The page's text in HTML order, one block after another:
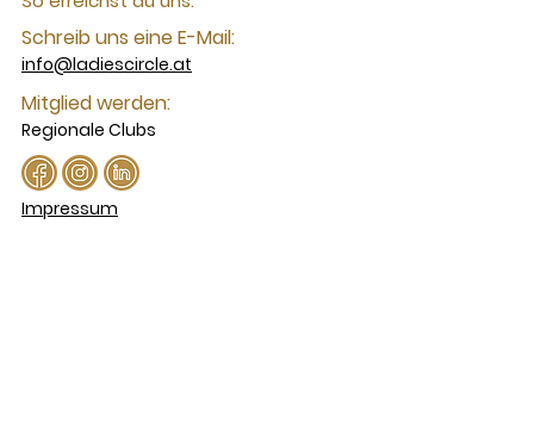
Schreib uns eine E-Mail:
info@ladiescircle.at
Mitglied werden:
Regionale Clubs
Impressum